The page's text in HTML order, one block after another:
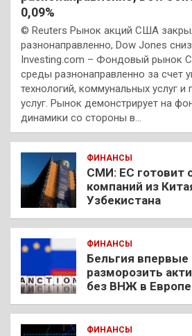
0,09%
© Reuters Рынок акций США
разнонаправленно, Dow Jones
Investing.com – Фондовый рынок
среды разнонаправленно за счет
технологий, коммунальных услуг и
услуг. Рынок демонстрирует на
динамики со стороны в…
ФИНАНСЫ
СМИ: ЕС готовит
компаний из
Узбекистана
ФИНАНСЫ
Бельгия впервые
разморозить
без ВНЖ в Европе
ФИНАНСЫ